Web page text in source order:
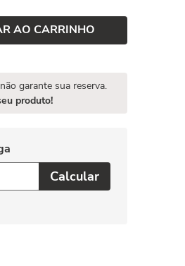
AO CARRINHO
garante sua reserva.
produto!